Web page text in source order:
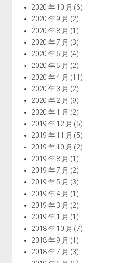
2020 年 10 月 (6)
2020 年 9 月 (2)
2020 年 8 月 (1)
2020 年 7 月 (3)
2020 年 6 月 (4)
2020 年 5 月 (2)
2020 年 4 月 (11)
2020 年 3 月 (2)
2020 年 2 月 (9)
2020 年 1 月 (2)
2019 年 12 月 (5)
2019 年 11 月 (5)
2019 年 10 月 (2)
2019 年 8 月 (1)
2019 年 7 月 (2)
2019 年 5 月 (3)
2019 年 4 月 (1)
2019 年 3 月 (2)
2019 年 1 月 (1)
2018 年 10 月 (7)
2018 年 9 月 (1)
2018 年 7 月 (3)